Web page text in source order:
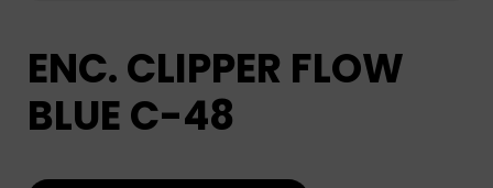
ENC. CLIPPER FLOW
BLUE C-48